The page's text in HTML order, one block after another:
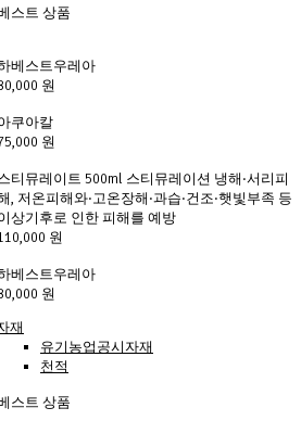
스트 상품
베스트우레아
원
쿠아칼
원
티뮤레이트 500ml 스티뮤레이션 냉해·서리피
, 저온피해와·고온장해·과습·건조·햇빛부족 등
상기후로 인한 피해를 예방
원
베스트우레아
원
재
유기농업공시자재
천적
스트 상품